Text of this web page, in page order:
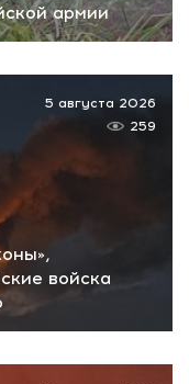
армии
войска
5 августа 2026
259